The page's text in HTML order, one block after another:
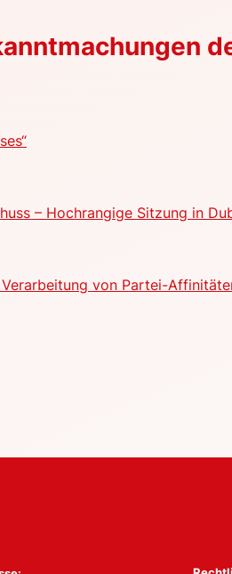
– Hochrangige Sitzung in
von Partei-